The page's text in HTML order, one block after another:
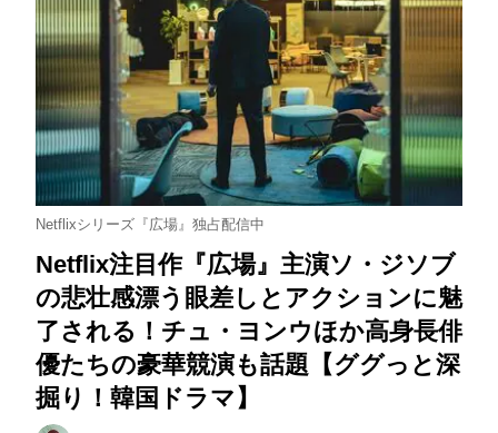
Netflixシリーズ『広場』独占配信中
Netflix注目作『広場』主演ソ・ジソブ
の悲壮感漂う眼差しとアクションに魅
了される！チュ・ヨンウほか高身長俳
優たちの豪華競演も話題【ググっと深
掘り！韓国ドラマ】